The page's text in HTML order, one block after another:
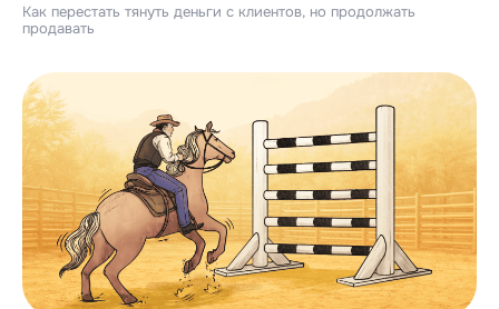
Как перестать тянуть деньги с клиентов, но продолжать
продавать